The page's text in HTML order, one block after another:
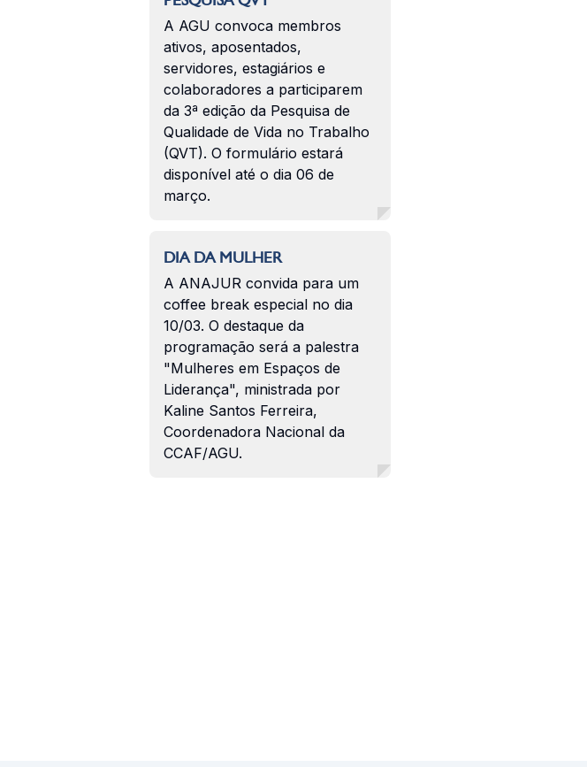
A AGU convoca membros
ativos, aposentados,
servidores, estagiários e
colaboradores a participarem
da 3ª edição da Pesquisa de
Qualidade de Vida no Trabalho
(QVT). O formulário estará
disponível até o dia 06 de
março.
DIA DA MULHER
A ANAJUR convida para um
coffee break especial no dia
10/03. O destaque da
programação será a palestra
"Mulheres em Espaços de
Liderança", ministrada por
Kaline Santos Ferreira,
Coordenadora Nacional da
CCAF/AGU.